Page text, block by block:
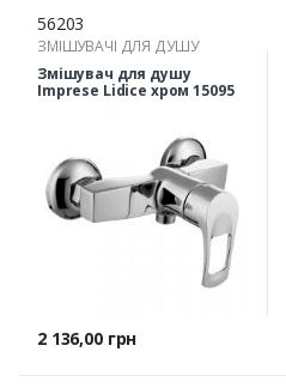
56203
ЗМІШУВАЧІ ДЛЯ ДУШУ
Змішувач для душу
Imprese Lidice хром 15095
Ціна
2 136,00 грн